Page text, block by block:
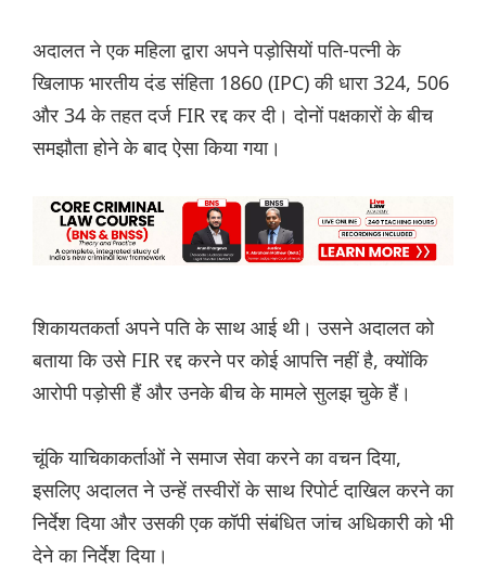
अदालत ने एक महिला द्वारा अपने पड़ोसियों पति-पत्नी के
खिलाफ भारतीय दंड संहिता 1860 (IPC) की धारा 324, 506
और 34 के तहत दर्ज FIR रद्द कर दी। दोनों पक्षकारों के बीच
समझौता होने के बाद ऐसा किया गया।
शिकायतकर्ता अपने पति के साथ आई थी। उसने अदालत को
बताया कि उसे FIR रद्द करने पर कोई आपत्ति नहीं है, क्योंकि
आरोपी पड़ोसी हैं और उनके बीच के मामले सुलझ चुके हैं।
चूंकि याचिकाकर्ताओं ने समाज सेवा करने का वचन दिया,
इसलिए अदालत ने उन्हें तस्वीरों के साथ रिपोर्ट दाखिल करने का
निर्देश दिया और उसकी एक कॉपी संबंधित जांच अधिकारी को भी
देने का निर्देश दिया।